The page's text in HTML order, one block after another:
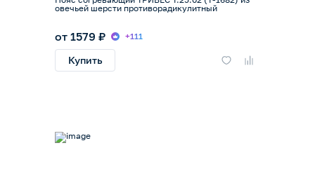
овечьей шерсти противорадикулитный
от 1579 ₽ +111
Купить